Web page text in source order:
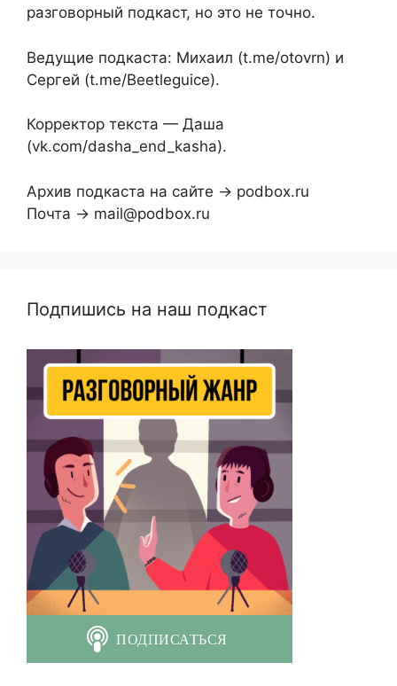
разговорный подкаст, но это не точно.
Ведущие подкаста: Михаил (t.me/otovrn) и
Сергей (t.me/Beetleguice).
Корректор текста — Даша
(vk.com/dasha_end_kasha).
Архив подкаста на сайте → podbox.ru
Почта → mail@podbox.ru
Подпишись на наш подкаст